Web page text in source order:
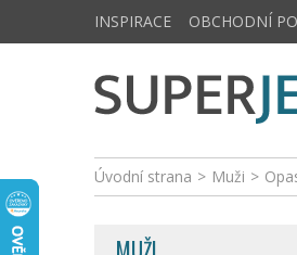
Úvodní strana > Muži >
INSPIRACE OBCHODNÍ